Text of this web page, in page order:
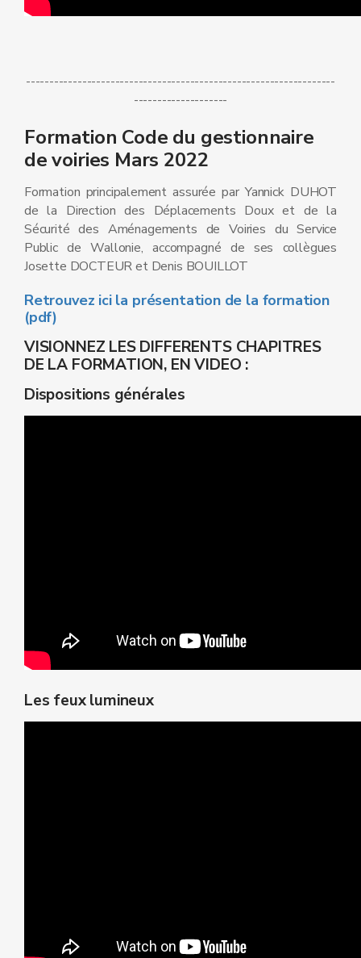
------------------------------------------------------------------
--------------------
Formation Code du gestionnaire
de voiries Mars 2022
Formation principalement assurée par Yannick DUHOT
de la Direction des Déplacements Doux et de la
Sécurité des Aménagements de Voiries du Service
Public de Wallonie, accompagné de ses collègues
Josette DOCTEUR et Denis BOUILLOT
Retrouvez ici la présentation de la formation
(pdf)
VISIONNEZ LES DIFFERENTS CHAPITRES
DE LA FORMATION, EN VIDEO :
Dispositions générales
Les feux lumineux